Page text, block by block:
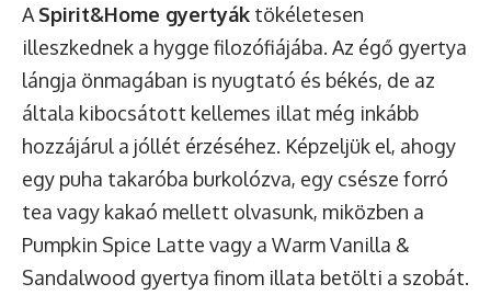
A Spirit&Home gyertyák tökéletesen
illeszkednek a hygge filozófiájába. Az égő gyertya
lángja önmagában is nyugtató és békés, de az
általa kibocsátott kellemes illat még inkább
hozzájárul a jóllét érzéséhez. Képzeljük el, ahogy
egy puha takaróba burkolózva, egy csésze forró
tea vagy kakaó mellett olvasunk, miközben a
Pumpkin Spice Latte vagy a Warm Vanilla &
Sandalwood gyertya finom illata betölti a szobát.